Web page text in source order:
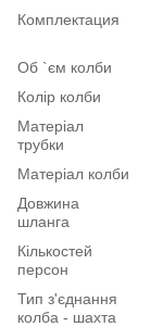
Комплектация
Об `єм колби
Колір колби
Матеріал
трубки
Матеріал колби
Довжина
шланга
Кількостей
персон
Тип з'єднання
колба - шахта